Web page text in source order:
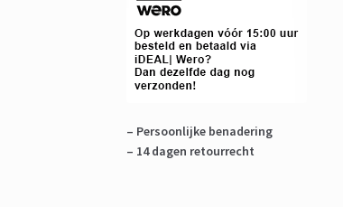
– Persoonlijke benadering
– 14 dagen retourrecht